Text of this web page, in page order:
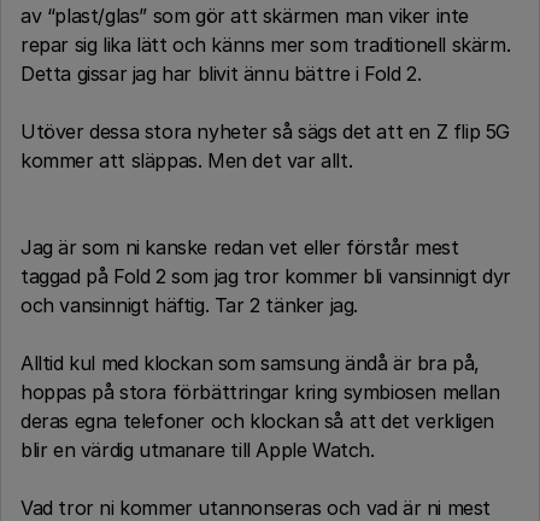
av “plast/glas” som gör att skärmen man viker inte
repar sig lika lätt och känns mer som traditionell skärm.
Detta gissar jag har blivit ännu bättre i Fold 2.
Utöver dessa stora nyheter så sägs det att en Z flip 5G
kommer att släppas. Men det var allt.
Jag är som ni kanske redan vet eller förstår mest
taggad på Fold 2 som jag tror kommer bli vansinnigt dyr
och vansinnigt häftig. Tar 2 tänker jag.
Alltid kul med klockan som samsung ändå är bra på,
hoppas på stora förbättringar kring symbiosen mellan
deras egna telefoner och klockan så att det verkligen
blir en värdig utmanare till Apple Watch.
Vad tror ni kommer utannonseras och vad är ni mest